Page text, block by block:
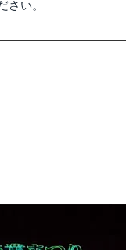
さい。